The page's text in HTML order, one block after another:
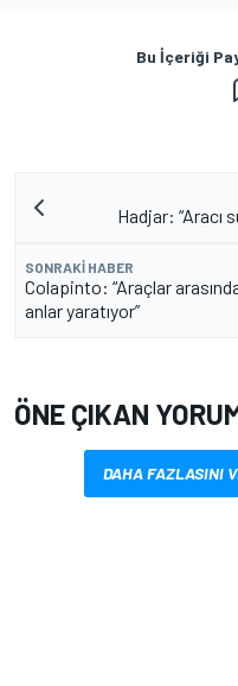
Bu İçeriği
Hadjar: “Aracı
SONRAKI HABER
Colapinto: “Araçlar
anlar yaratıyor”
ÖNE ÇIKAN
DAHA FAZLASINI